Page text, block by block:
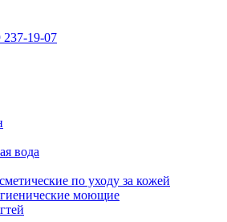
237-19-07
вода
по уходу за кожей
моющие